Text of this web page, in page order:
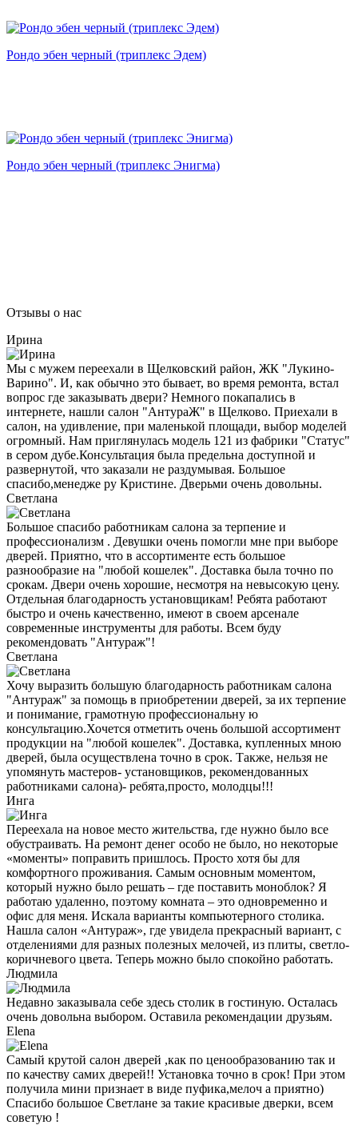
Рондо эбен черный (триплекс Эдем)
Рондо эбен черный (триплекс Энигма)
Отзывы о нас
Ирина
Мы с мужем переехали в Щелковский район, ЖК "Лукино-
Варино". И, как обычно это бывает, во время ремонта, встал
вопрос где заказывать двери? Немного покапались в
интернете, нашли салон "АнтураЖ" в Щелково. Приехали в
салон, на удивление, при маленькой площади, выбор моделей
огромный. Нам приглянулась модель 121 из фабрики "Статус"
в сером дубе.Консультация была предельна доступной и
развернутой, что заказали не раздумывая. Большое
спасибо,менедже ру Кристине. Дверьми очень довольны.
Светлана
Большое спасибо работникам салона за терпение и
профессионализм . Девушки очень помогли мне при выборе
дверей. Приятно, что в ассортименте есть большое
разнообразие на "любой кошелек". Доставка была точно по
срокам. Двери очень хорошие, несмотря на невысокую цену.
Отдельная благодарность установщикам! Ребята работают
быстро и очень качественно, имеют в своем арсенале
современные инструменты для работы. Всем буду
рекомендовать "Антураж"!
Светлана
Хочу выразить большую благодарность работникам салона
"Антураж" за помощь в приобретении дверей, за их терпение
и понимание, грамотную профессиональну ю
консультацию.Хочется отметить очень большой ассортимент
продукции на "любой кошелек". Доставка, купленных мною
дверей, была осуществлена точно в срок. Также, нельзя не
упомянуть мастеров- установщиков, рекомендованных
работниками салона)- ребята,просто, молодцы!!!
Инга
Переехала на новое место жительства, где нужно было все
обустраивать. На ремонт денег особо не было, но некоторые
«моменты» поправить пришлось. Просто хотя бы для
комфортного проживания. Самым основным моментом,
который нужно было решать – где поставить моноблок? Я
работаю удаленно, поэтому комната – это одновременно и
офис для меня. Искала варианты компьютерного столика.
Нашла салон «Антураж», где увидела прекрасный вариант, с
отделениями для разных полезных мелочей, из плиты, светло-
коричневого цвета. Теперь можно было спокойно работать.
Людмила
Недавно заказывала себе здесь столик в гостиную. Осталась
очень довольна выбором. Оставила рекомендации друзьям.
Elena
Самый крутой салон дверей ,как по ценообразованию так и
по качеству самих дверей!! Установка точно в срок! При этом
получила мини признает в виде пуфика,мелоч а приятно)
Спасибо большое Светлане за такие красивые дверки, всем
советую !